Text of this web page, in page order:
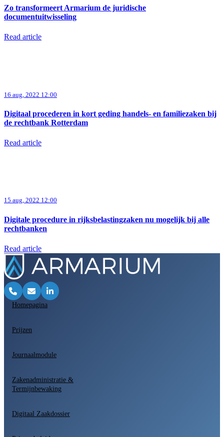
Zo transformeert Armarium de juridische
documentuitwisseling
Read article
16 aug, 2022 12:00
Digitaal procederen in kort geding handels- en familiezaken bij
de rechtbank Rotterdam
Read article
15 aug, 2022 12:00
Digitale procedure in rijksbelastingzaken nu mogelijk bij alle
rechtbanken
Read article
Homepagina
Prijzen
Journaalmodule
Zakenadministratie &
Termijnbewaking
Digitaal Zaakdossier